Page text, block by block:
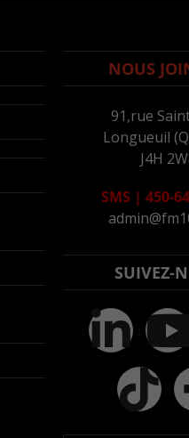
NOUS
91,rue
Longueuil
J4H
SMS | 450-
SUIVEZ-